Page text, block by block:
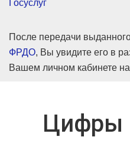
После передачи
ФРДО, Вы увидите его в
Вашем личном кабинете на
Цифры